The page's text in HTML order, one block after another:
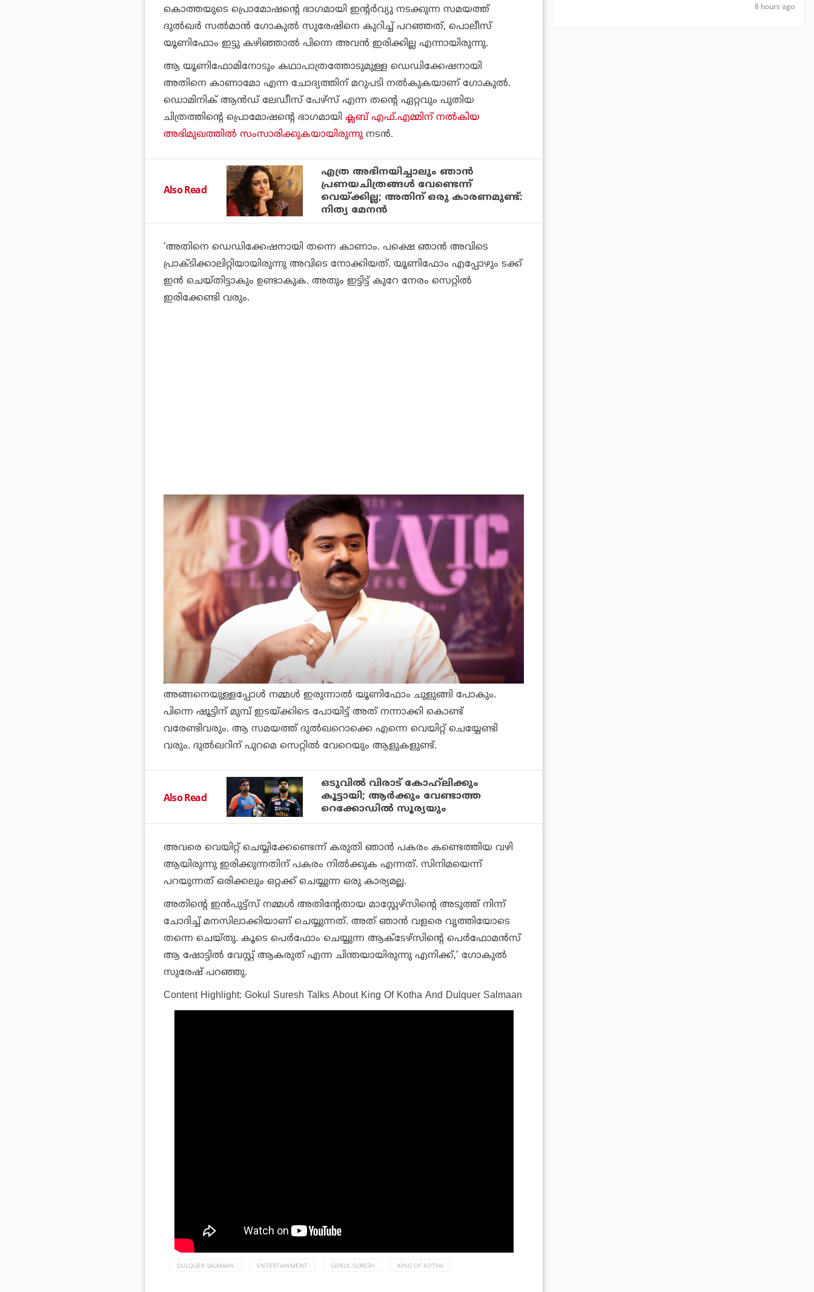
കൊത്തയുടെ പ്രൊമോഷന്റെ ഭാഗമായി ഇന്റര്‍വ്യു നടക്കുന്ന സമയത്ത്
ദുല്‍ഖര്‍ സല്‍മാന്‍ ഗോകുല്‍ സുരേഷിനെ കുറിച്ച് പറഞ്ഞത്, പൊലീസ്
യൂണിഫോം ഇട്ടു കഴിഞ്ഞാല്‍ പിന്നെ അവന്‍ ഇരിക്കില്ല എന്നായിരുന്നു.
ആ യൂണിഫോമിനോടും കഥാപാത്രത്തോടുമുള്ള ഡെഡിക്കേഷനായി
അതിനെ കാണാമോ എന്ന ചോദ്യത്തിന് മറുപടി നല്‍കുകയാണ് ഗോകുല്‍.
ഡൊമിനിക് ആന്‍ഡ് ലേഡീസ് പേഴ്‌സ്എന്ന തന്റെ ഏറ്റവും പുതിയ
ചിത്രത്തിന്റെ പ്രൊമോഷന്റെ ഭാഗമായി ക്ലബ് എഫ്.എമ്മിന് നല്‍കിയ
അഭിമുഖത്തില്‍ സംസാരിക്കുകയായിരുന്നു നടന്‍.
Also Read
എത്ര അഭിനയിച്ചാലും ഞാന്‍
പ്രണയചിത്രങ്ങള്‍ വേണ്ടെന്ന്
വെയ്ക്കില്ല; അതിന് ഒരു കാരണമുണ്ട്:
നിത്യ മേനന്‍
‘അതിനെ ഡെഡിക്കേഷനായി തന്നെ കാണാം. പക്ഷെ ഞാന്‍ അവിടെ
പ്രാക്ടിക്കാലിറ്റിയായിരുന്നു അവിടെ നോക്കിയത്. യൂണിഫോം എപ്പോഴും ടക്ക്
ഇന്‍ ചെയ്തിട്ടാകും ഉണ്ടാകുക. അതും ഇട്ടിട്ട് കുറേ നേരം സെറ്റില്‍
ഇരിക്കേണ്ടി വരും.
അങ്ങനെയുള്ളപ്പോള്‍ നമ്മള്‍ ഇരുന്നാല്‍ യൂണിഫോം ചുളുങ്ങി പോകും.
പിന്നെ ഷൂട്ടിന് മുമ്പ് ഇടയ്ക്കിടെ പോയിട്ട് അത് നന്നാക്കി കൊണ്ട്
വരേണ്ടിവരും. ആ സമയത്ത് ദുല്‍ഖറൊക്കെ എന്നെ വെയിറ്റ് ചെയ്യേണ്ടി
വരും. ദുല്‍ഖറിന് പുറമെ സെറ്റില്‍ വേറെയും ആളുകളുണ്ട്.
Also Read
ഒടുവില്‍ വിരാട് കോഹ്‌ലിക്കും
കൂട്ടായി; ആര്‍ക്കും വേണ്ടാത്ത
റെക്കോഡില്‍ സൂര്യയും
അവരെ വെയിറ്റ് ചെയ്യിക്കേണ്ടെന്ന് കരുതി ഞാന്‍ പകരം കണ്ടെത്തിയ വഴി
ആയിരുന്നു ഇരിക്കുന്നതിന് പകരം നില്‍ക്കുക എന്നത്. സിനിമയെന്ന്
പറയുന്നത് ഒരിക്കലും ഒറ്റക്ക് ചെയ്യുന്ന ഒരു കാര്യമല്ല.
അതിന്റെ ഇന്‍പുട്ട്‌സ് നമ്മള്‍ അതിന്റേതായ മാസ്റ്റേഴ്‌സിന്റെ അടുത്ത് നിന്ന്
ചോദിച്ച് മനസിലാക്കിയാണ് ചെയ്യുന്നത്. അത് ഞാന്‍ വളരെ വൃത്തിയോടെ
തന്നെ ചെയ്തു. കൂടെ പെര്‍ഫോം ചെയ്യുന്ന ആക്ടേഴ്‌സിന്റെ പെര്‍ഫോമന്‍സ്
ആ ഷോട്ടില്‍ വേസ്റ്റ് ആകരുത് എന്ന ചിന്തയായിരുന്നു എനിക്ക്,’ ഗോകുല്‍
സുരേഷ് പറഞ്ഞു.
Content Highlight: Gokul Suresh Talks About King Of Kotha And Dulquer Salmaan
DULQUER SALMAAN ENTERTAINMENT GOKUL SURESH KING OF KOTHA
8 hours ago